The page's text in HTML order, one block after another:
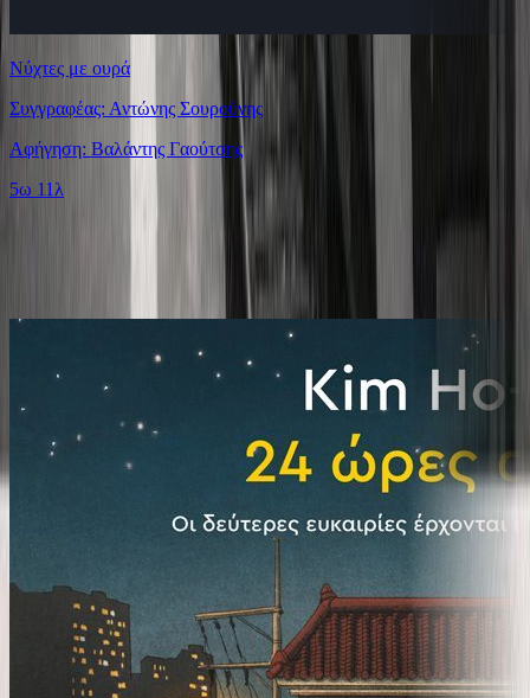
Νύχτες με ουρά
Συγγραφέας: Αντώνης Σουρούνης
Αφήγηση: Βαλάντης Γαούτσης
5ω 11λ